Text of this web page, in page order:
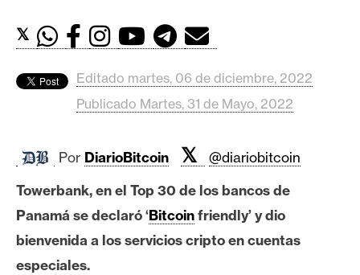
d
o
s
t
c
o
i
n
𝕏
Editado martes, 06 de diciembre, 2022
Publicado Martes, 31 de Mayo, 2022
Por DiarioBitcoin 𝕏
@diariobitcoin
Towerbank, en el Top 30 de los bancos de
Panamá se declaró ‘Bitcoinfriendly’ y dio
bienvenida a los servicios cripto en cuentas
especiales.